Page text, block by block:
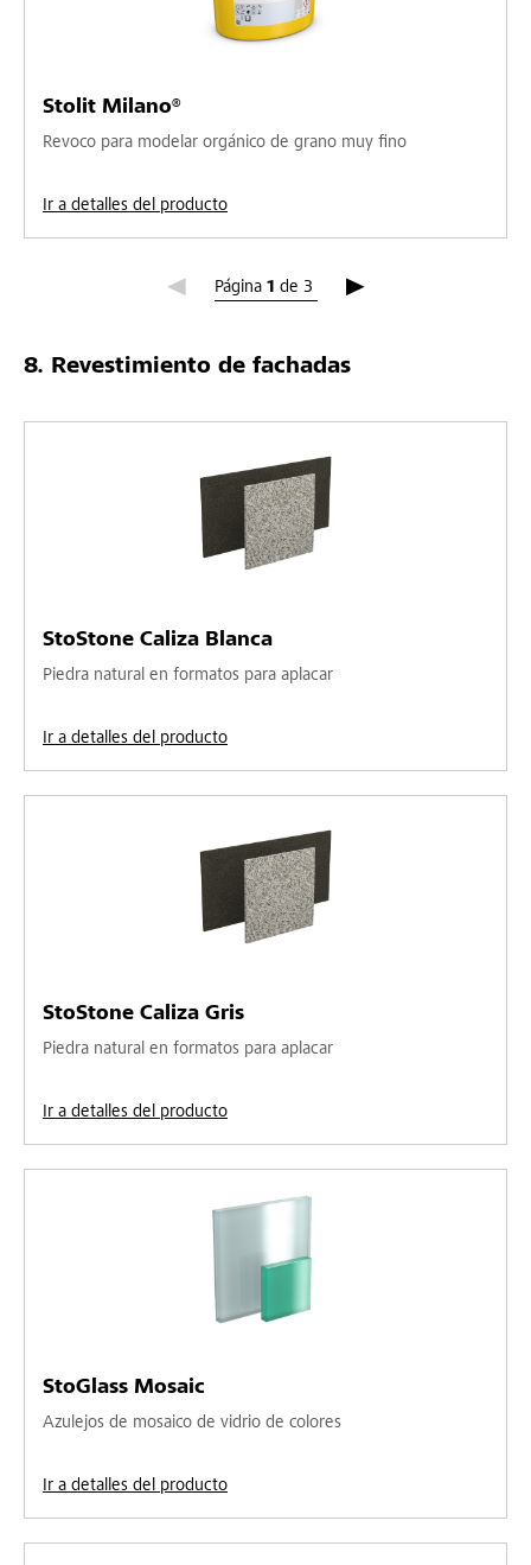
Stolit Milano®
Revoco para modelar orgánico de grano muy fino
Ir a detalles del producto
Página 1 de 3
Página 1
Revestimiento de fachadas
StoStone Caliza Blanca
Piedra natural en formatos para aplacar
Ir a detalles del producto
StoStone Caliza Gris
Piedra natural en formatos para aplacar
Ir a detalles del producto
StoGlass Mosaic
Azulejos de mosaico de vidrio de colores
Ir a detalles del producto